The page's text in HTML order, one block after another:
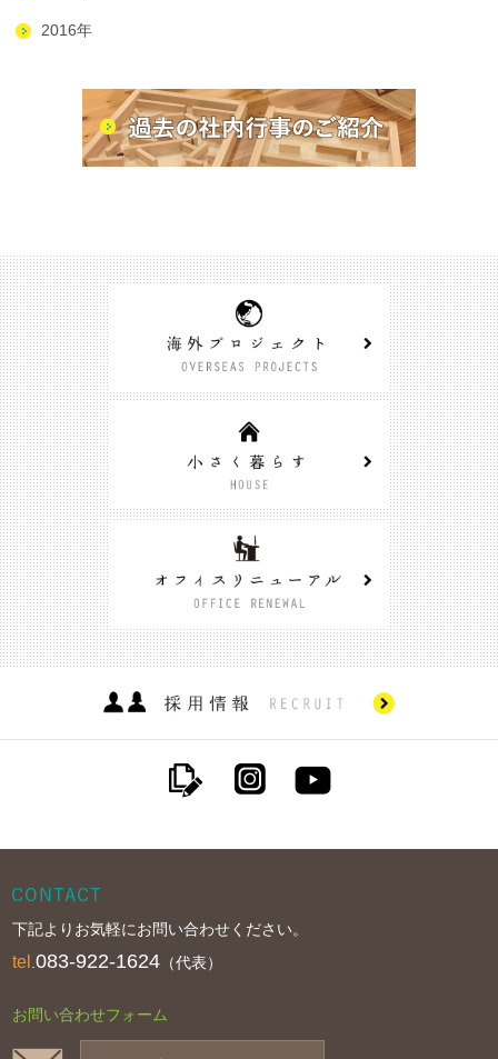
2016年
下記よりお気軽にお問い合わせください。
tel .083-922-1624 （代表）
お問い合わせフォーム